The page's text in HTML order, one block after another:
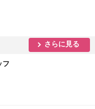
さらに見る
フ